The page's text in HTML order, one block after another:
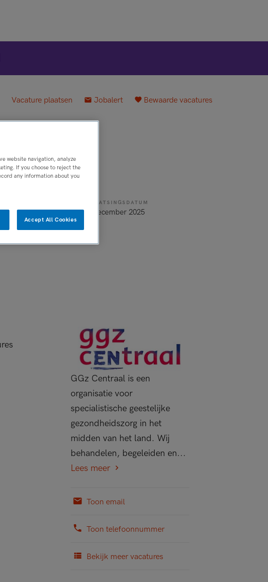
Vacature plaatsen Jobalert Bewaarde vacatures
aanstelling
PLAATSINGSDATUM
3 december 2025
GGz Centraal is een
organisatie voor
specialistische geestelijke
gezondheidszorg in het
midden van het land. Wij
behandelen, begeleiden en...
Lees meer
Toon email
Toon telefoonnummer
Bekijk meer vacatures
website navigation, analyze
If you choose to reject the
any information about you
Accept All Cookies